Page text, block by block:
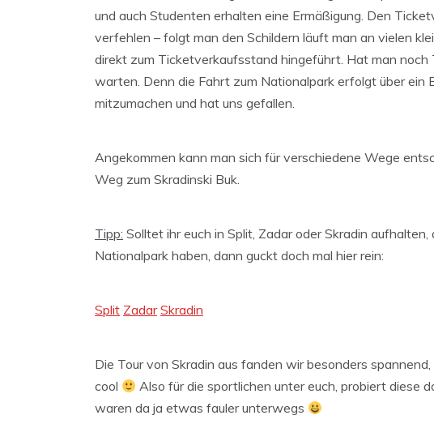
und auch Studenten erhalten eine Ermäßigung. Den
verfehlen – folgt man den Schildern läuft man an vielen
direkt zum Ticketverkaufsstand hingeführt. Hat man
warten. Denn die Fahrt zum Nationalpark erfolgt über ein
mitzumachen und hat uns gefallen.
Angekommen kann man sich für verschiedene Wege
Weg zum Skradinski Buk.
Tipp: Solltet ihr euch in Split, Zadar oder Skradin
Nationalpark haben, dann guckt doch mal hier rein:
Split Zadar Skradin
Die Tour von Skradin aus fanden wir besonders
cool
Also für die sportlichen unter euch, probiert diese
waren da ja etwas fauler unterwegs